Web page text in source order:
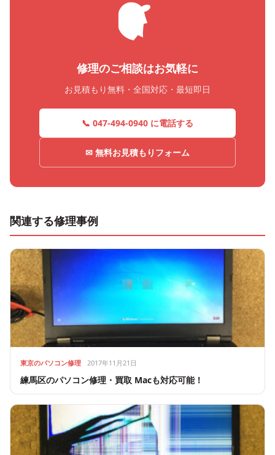
修理のご相談はお気軽に
お見積もり無料・全国対応・最短即日
📞 047-494-0940 に電話する
✉ 無料お見積もりフォーム
関連する修理事例
東京のパソコン修理 2017年11月21日
練馬区のパソコン修理・買取 Macも対応可能！